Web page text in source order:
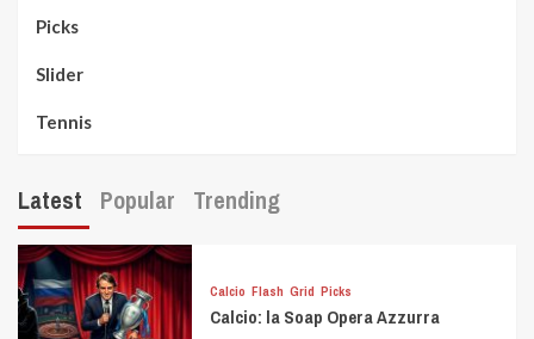
Picks
Slider
Tennis
Latest Popular Trending
Calcio Flash Grid Picks
Calcio: la Soap Opera Azzurra